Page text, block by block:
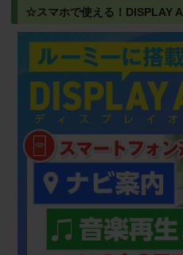
☆スマホで使える！DISPLAY